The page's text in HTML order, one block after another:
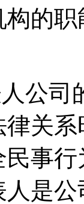
的
公
关
事
是